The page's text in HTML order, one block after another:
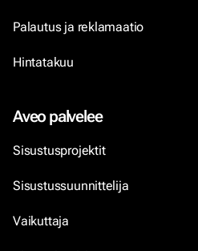
Palautus ja reklamaatio
Hintatakuu
Aveo palvelee
Sisustusprojektit
Sisustussuunnittelija
Vaikuttaja